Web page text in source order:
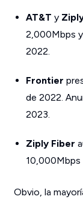
AT&T y
2,000Mbps
2022.
Frontier
de 2022.
2023.
Ziply Fiber
10,000Mbps
Obvio, la